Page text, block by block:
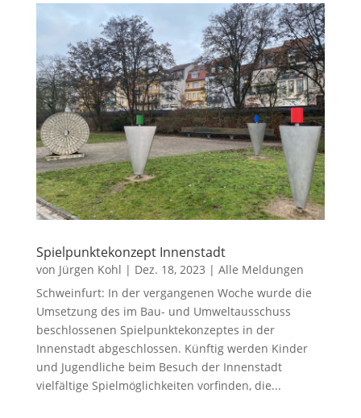
Spielpunktekonzept Innenstadt
von Jürgen Kohl | Dez. 18, 2023 | Alle Meldungen
Schweinfurt: In der vergangenen Woche wurde die
Umsetzung des im Bau- und Umweltausschuss
beschlossenen Spielpunktekonzeptes in der
Innenstadt abgeschlossen. Künftig werden Kinder
und Jugendliche beim Besuch der Innenstadt
vielfältige Spielmöglichkeiten vorfinden, die...